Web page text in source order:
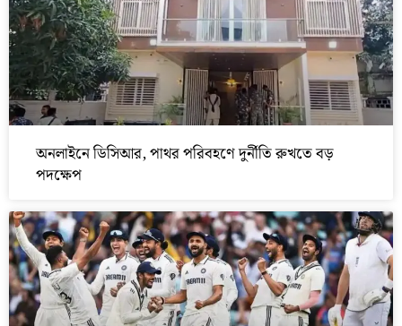
অনলাইনে ডিসিআর, পাথর পরিবহণে দুর্নীতি রুখতে বড়
পদক্ষেপ